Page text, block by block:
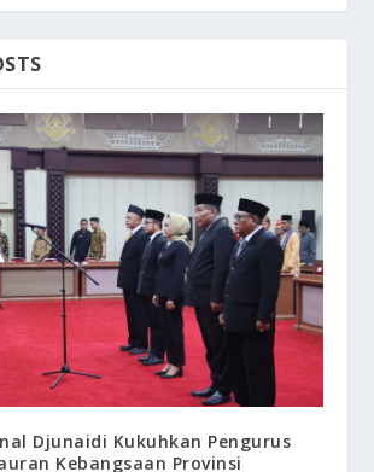
Djunaidi Kukuhkan Pengurus
Kebangsaan Provinsi